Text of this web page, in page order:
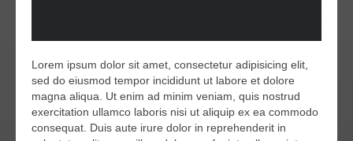
Lorem ipsum dolor sit amet, consectetur adipisicing elit,
sed do eiusmod tempor incididunt ut labore et dolore
magna aliqua. Ut enim ad minim veniam, quis nostrud
exercitation ullamco laboris nisi ut aliquip ex ea commodo
consequat. Duis aute irure dolor in reprehenderit in